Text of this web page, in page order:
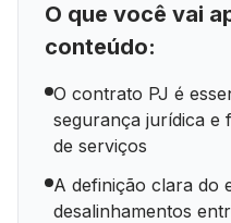
O que você vai
conteúdo:
O contrato PJ é
segurança jurídica e
de serviços
A definição clara do
desalinhamentos